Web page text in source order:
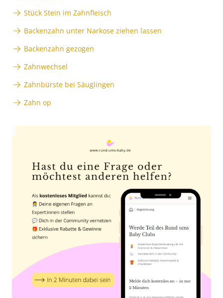
Stück Stein im Zahnfleisch
Backenzahn unter Narkose ziehen lassen
Backenzahn gezogen
Zahnwechsel
Zahnbürste bei Säuglingen
Zahn op